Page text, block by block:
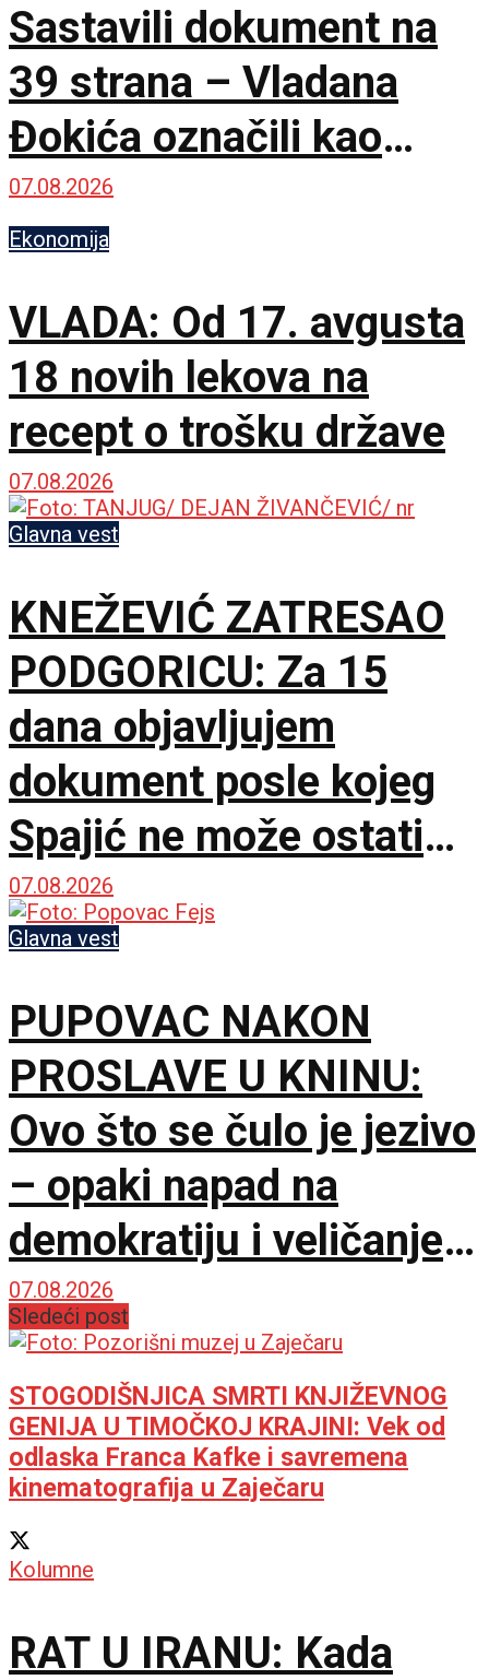
Sastavili dokument na
39 strana – Vladana
Đokića označili kao
visokorizičnog
07.08.2026
Ekonomija
VLADA: Od 17. avgusta
18 novih lekova na
recept o trošku države
07.08.2026
Glavna vest
KNEŽEVIĆ ZATRESAO
PODGORICU: Za 15
dana objavljujem
dokument posle kojeg
Spajić ne može ostati
premijer
07.08.2026
Glavna vest
PUPOVAC NAKON
PROSLAVE U KNINU:
Ovo što se čulo je jezivo
– opaki napad na
demokratiju i veličanje
NDH
07.08.2026
Sledeći post
STOGODIŠNJICA SMRTI KNJIŽEVNOG
GENIJA U TIMOČKOJ KRAJINI: Vek od
odlaska Franca Kafke i savremena
kinematografija u Zaječaru
Kolumne
RAT U IRANU: Kada